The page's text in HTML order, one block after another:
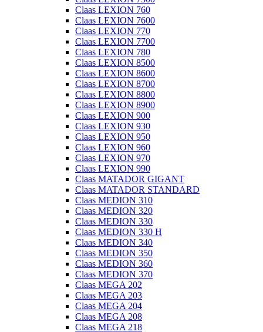
Claas LEXION 760
Claas LEXION 7600
Claas LEXION 770
Claas LEXION 7700
Claas LEXION 780
Claas LEXION 8500
Claas LEXION 8600
Claas LEXION 8700
Claas LEXION 8800
Claas LEXION 8900
Claas LEXION 900
Claas LEXION 930
Claas LEXION 950
Claas LEXION 960
Claas LEXION 970
Claas LEXION 990
Claas MATADOR GIGANT
Claas MATADOR STANDARD
Claas MEDION 310
Claas MEDION 320
Claas MEDION 330
Claas MEDION 330 H
Claas MEDION 340
Claas MEDION 350
Claas MEDION 360
Claas MEDION 370
Claas MEGA 202
Claas MEGA 203
Claas MEGA 204
Claas MEGA 208
Claas MEGA 218